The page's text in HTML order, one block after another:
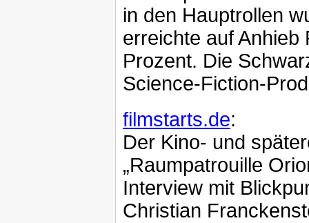
in den Hauptrollen
erreichte auf
Prozent. Die
Science-Fiction-
filmstarts.de:
Der Kino- und
„Raumpatrouille
Interview mit
Christian